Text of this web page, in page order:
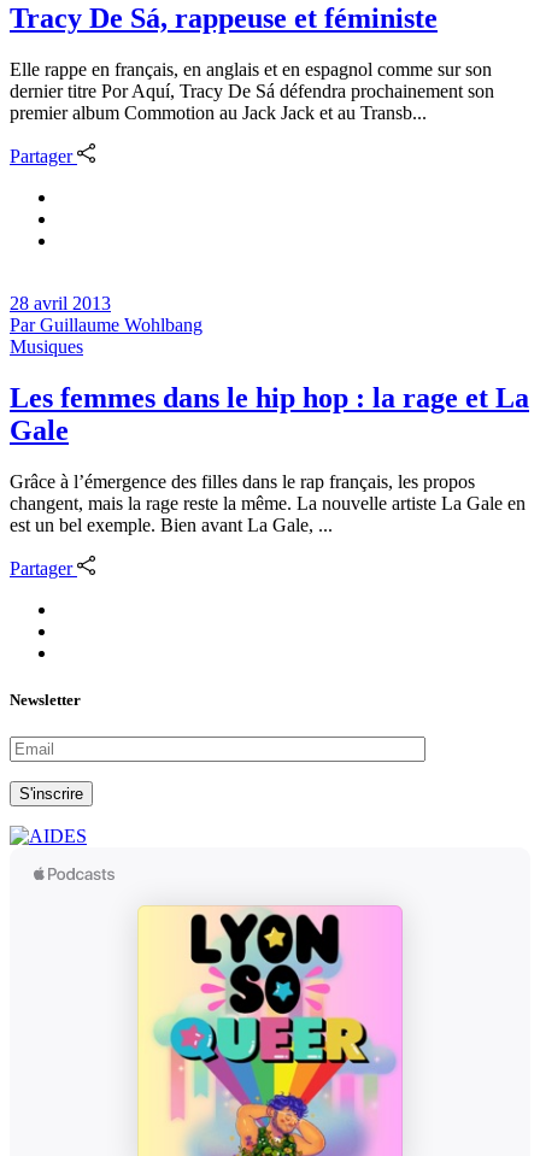
Tracy De Sá, rappeuse et féministe
Elle rappe en français, en anglais et en espagnol comme sur son
dernier titre Por Aquí, Tracy De Sá défendra prochainement son
premier album Commotion au Jack Jack et au Transb...
Partager
28 avril 2013
ParGuillaume Wohlbang
Musiques
Les femmes dans le hip hop : la rage et La
Gale
Grâce à l’émergence des filles dans le rap français, les propos
changent, mais la rage reste la même. La nouvelle artiste La Gale en
est un bel exemple. Bien avant La Gale, ...
Partager
Newsletter
S'inscrire